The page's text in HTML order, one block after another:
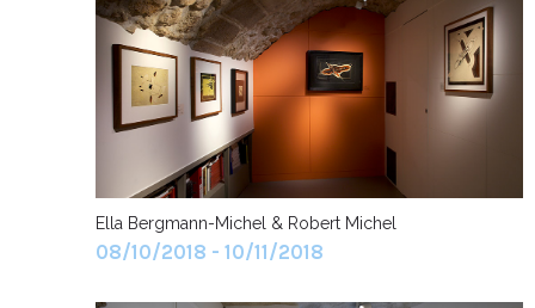
Ella Bergmann-Michel & Robert Michel
08/10/2018 - 10/11/2018